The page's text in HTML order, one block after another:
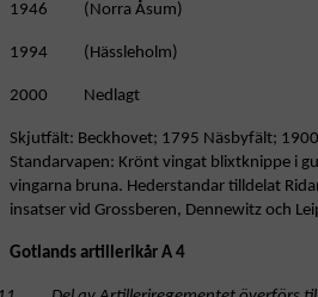
1946 (Norra Åsum)
1994 (Hässleholm)
2000 Nedlagt
Skjutfält: Beckhovet; 1795 Näsbyfält;
Standarvapen: Krönt vingat blixtknippe i
vingarna bruna. Hederstandar tilldelat
insatser vid Grossberen, Dennewitz och
Gotlands artillerikår A 4